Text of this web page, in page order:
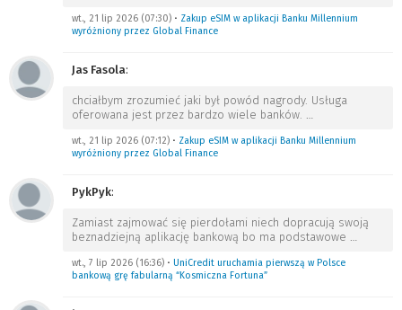
wt., 21 lip 2026 (07:30) • Zakup eSIM w aplikacji Banku Millennium
wyróżniony przez Global Finance
Jas Fasola:
chciałbym zrozumieć jaki był powód nagrody. Usługa
oferowana jest przez bardzo wiele banków. …
wt., 21 lip 2026 (07:12) • Zakup eSIM w aplikacji Banku Millennium
wyróżniony przez Global Finance
PykPyk:
Zamiast zajmować się pierdołami niech dopracują swoją
beznadziejną aplikację bankową bo ma podstawowe …
wt., 7 lip 2026 (16:36) • UniCredit uruchamia pierwszą w Polsce
bankową grę fabularną “Kosmiczna Fortuna”